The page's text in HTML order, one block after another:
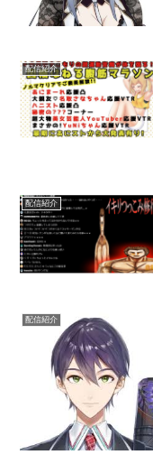
配信紹介
配信紹介
配信紹介